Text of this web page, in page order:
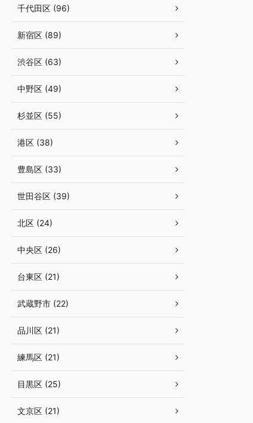
千代田区 (96)
新宿区 (89)
渋谷区 (63)
中野区 (49)
杉並区 (55)
港区 (38)
豊島区 (33)
世田谷区 (39)
北区 (24)
中央区 (26)
台東区 (21)
武蔵野市 (22)
品川区 (21)
練馬区 (21)
目黒区 (25)
文京区 (21)